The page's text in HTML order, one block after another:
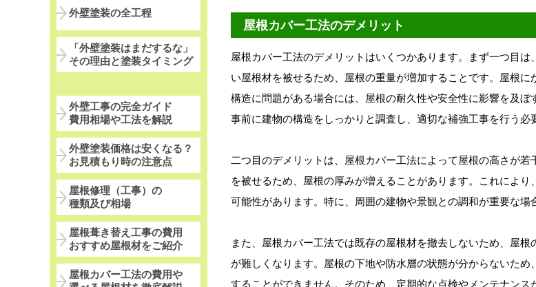
屋根カバー工法のデメリット
屋根カバー工法のデメリットはいくつかあります。まず一つ目は
い屋根材を被せるため、屋根の重量が増加することです。屋根
構造に問題がある場合には、屋根の耐久性や安全性に影響を及ぼ
事前に建物の構造をしっかりと調査し、適切な補強工事を行う必
二つ目のデメリットは、屋根カバー工法によって屋根の高さが
を被せるため、屋根の厚みが増えることがあります。これにより
可能性があります。特に、周囲の建物や景観との調和が重要な場
また、屋根カバー工法では既存の屋根材を撤去しないため、屋根
が難しくなります。屋根の下地や防水層の状態が分からないた
することができません。そのため、定期的な点検やメンテナンス
外壁塗装の全工程
「外壁塗装はまだするな」
その理由と塗装タイミング
外壁工事の完全ガイド
費用相場や工法を解説
外壁塗装価格は安くなる？
お見積もり時の注意点
屋根修理（工事）の
種類及び相場
屋根葺き替え工事の費用
おすすめ屋根材をご紹介
屋根カバー工法の費用や